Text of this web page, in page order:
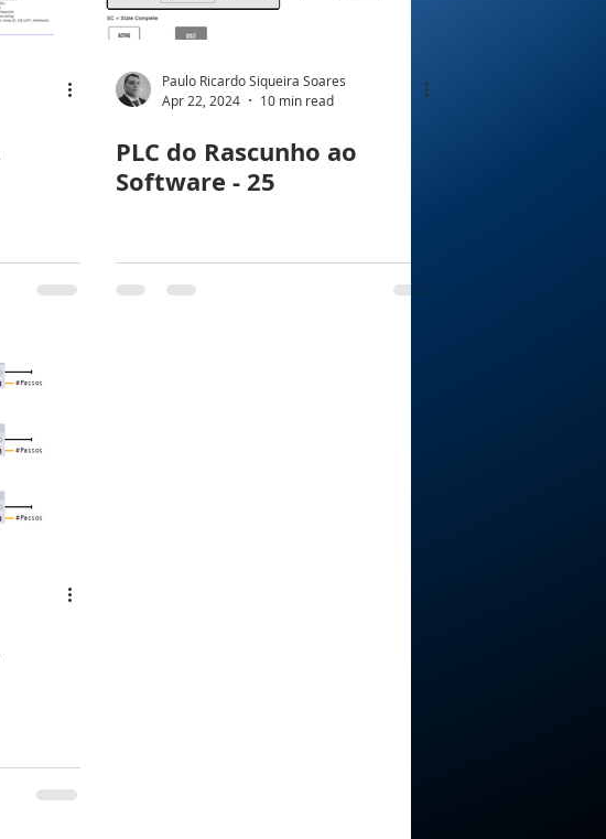
Paulo Ricardo Siqueira Soares
Apr 22, 2024
10 min read
PLC do Rascunho ao
Software - 25